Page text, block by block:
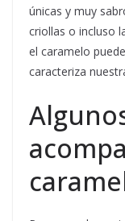
únicas y muy
criollas o incluso
el caramelo
caracteriza